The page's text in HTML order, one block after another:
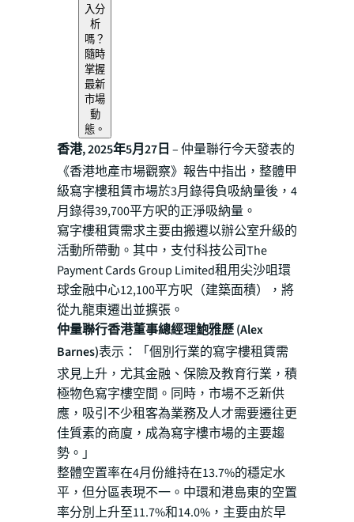
入分
析
嗎？
隨時
掌握
最新
市場
動
態。
香港, 2025年5月27日 – 仲量聯行今天發表的
《香港地產市場觀察》報告中指出，整體甲
級寫字樓租賃市場於3月錄得負吸納量後，4
月錄得39,700平方呎的正淨吸納量。
寫字樓租賃需求主要由搬遷以辦公室升級的
活動所帶動。其中，支付科技公司The
Payment Cards Group Limited租用尖沙咀環
球金融中心12,100平方呎（建築面積），將
從九龍東遷出並擴張。
仲量聯行香港董事總經理鮑雅歷 (Alex
Barnes)表示：「個別行業的寫字樓租賃需
求見上升，尤其金融、保險及教育行業，積
極物色寫字樓空間。同時，市場不乏新供
應，吸引不少租客為業務及人才需要遷往更
佳質素的商廈，成為寫字樓市場的主要趨
勢。」
整體空置率在4月份維持在13.7%的穩定水
平，但分區表現不一。中環和港島東的空置
率分別上升至11.7%和14.0%，主要由於早